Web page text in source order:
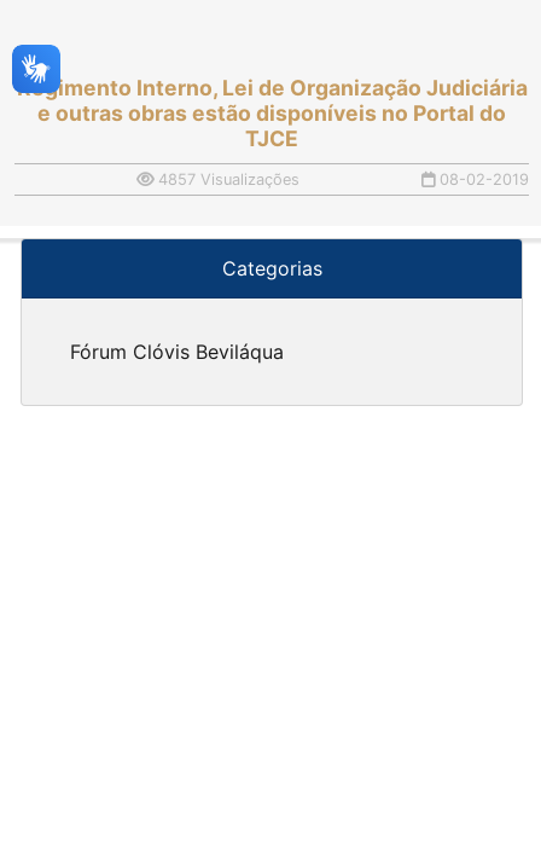
Regimento Interno, Lei de Organização Judiciária
e outras obras estão disponíveis no Portal do
TJCE
4857 Visualizações 08-02-2019
Categorias
Fórum Clóvis Beviláqua